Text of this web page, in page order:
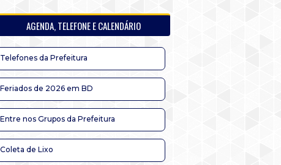
AGENDA, TELEFONE E CALENDÁRIO
Telefones da Prefeitura
Feriados de 2026 em BD
Entre nos Grupos da Prefeitura
Coleta de Lixo